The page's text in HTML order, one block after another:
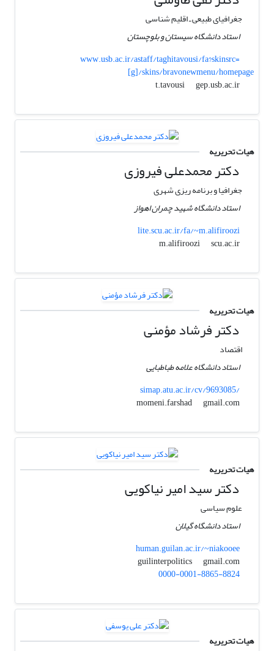
جغرافیای طبیعی ـ اقلیم شناسی
استاد دانشگاه سیستان و بلوچستان
www.usb.ac.ir/astaff/taghitavousi/fa?skinsrc=
[g]/skins/bravonewmenu/homepage
t.tavousi
gep.usb.ac.ir
هیات تحریریه
دکتر محمدعلی فیروزی
جغرافیا و برنامه ریزی شهری
استاد دانشگاه شهید چمران اهواز
lite.scu.ac.ir/fa/~m.alifiroozi
m.alifiroozi
scu.ac.ir
هیات تحریریه
دکتر فرشاد مؤمنی
اقتصاد
استاد دانشگاه علامه طباطبایی
simap.atu.ac.ir/cv/9693085/
momeni.farshad
gmail.com
هیات تحریریه
دکتر سید امیر نیاکویی
علوم سیاسی
استاد دانشگاه گیلان
human.guilan.ac.ir/~niakooee
guilinterpolitics
gmail.com
0000-0001-8865-8824
هیات تحریریه